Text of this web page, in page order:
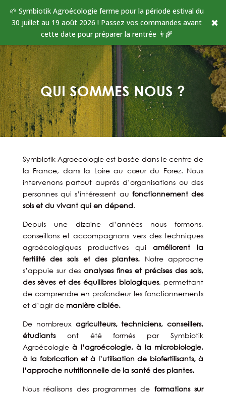
🌱 Symbiotik Agroécologie ferme pour la période estival du
30 juillet au 19 août 2026 ! Passez vos commandes avant
cette date pour préparer la rentrée 👨‍🌾
✖
QUI SOMMES NOUS ?
Symbiotik Agroecologie est basée dans le centre de
la France, dans la Loire au cœur du Forez. Nous
intervenons partout auprès d’organisations ou des
personnes qui s’intéressent au fonctionnement des
sols et du vivant qui en dépend.
Depuis une dizaine d’années nous formons,
conseillons et accompagnons vers des techniques
agroécologiques productives quiaméliorent la
fertilité des sols et des plantes.Notre approche
s’appuie sur des analyses fines et précises des sols,
des sèves et des équilibres biologiques, permettant
de comprendre en profondeur les fonctionnements
et d’agir de manière ciblée.
De nombreux agriculteurs, techniciens, conseillers,
étudiantsont été formés par Symbiotik
Agroécologieà l’agroécologie, à la microbiologie,
à la fabrication et à l’utilisation de biofertilisants, à
l’approche nutritionnelle de la santé des plantes.
Nous réalisons des programmes de formations sur